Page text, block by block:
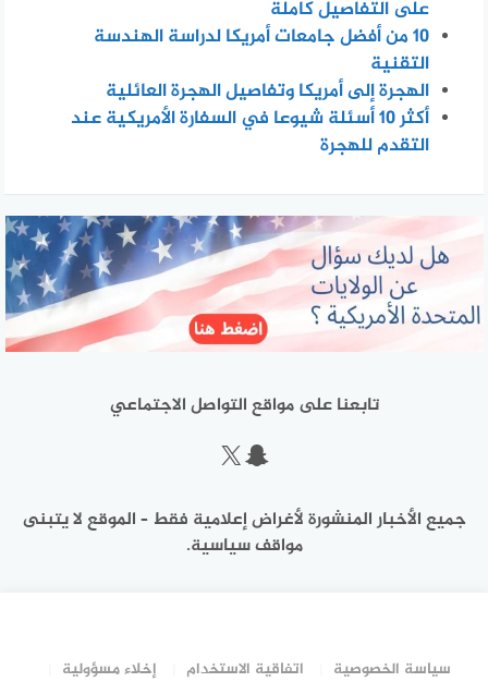
على التفاصيل كاملة
10 من أفضل جامعات أمريكا لدراسة الهندسة
التقنية
الهجرة إلى أمريكا وتفاصيل الهجرة العائلية
أكثر 10 أسئلة شيوعا في السفارة الأمريكية عند
التقدم للهجرة
تابعنا على مواقع التواصل الاجتماعي
سناب شات
إكس
جميع الأخبار المنشورة لأغراض إعلامية فقط – الموقع لا يتبنى
مواقف سياسية.
سياسة الخصوصية اتفاقية الاستخدام
إخلاء مسؤولية